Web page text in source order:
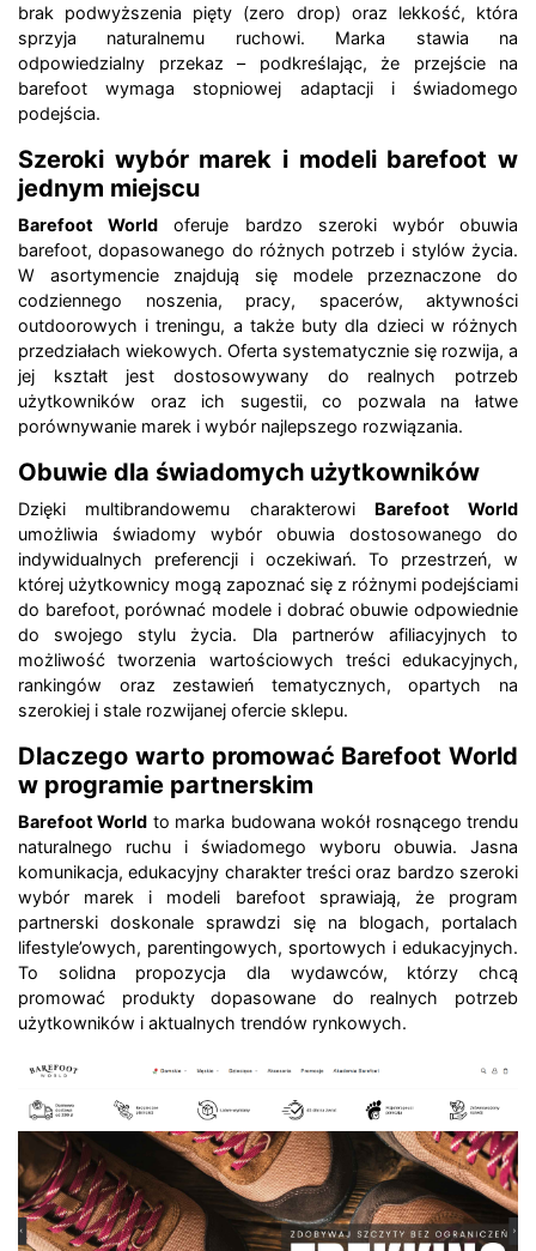
brak podwyższenia pięty (zero drop) oraz lekkość, która
sprzyja naturalnemu ruchowi. Marka stawia na
odpowiedzialny przekaz – podkreślając, że przejście na
barefoot wymaga stopniowej adaptacji i świadomego
podejścia.
Szeroki wybór marek i modeli barefoot w
jednym miejscu
Barefoot World oferuje bardzo szeroki wybór obuwia
barefoot, dopasowanego do różnych potrzeb i stylów życia.
W asortymencie znajdują się modele przeznaczone do
codziennego noszenia, pracy, spacerów, aktywności
outdoorowych i treningu, a także buty dla dzieci w różnych
przedziałach wiekowych. Oferta systematycznie się rozwija, a
jej kształt jest dostosowywany do realnych potrzeb
użytkowników oraz ich sugestii, co pozwala na łatwe
porównywanie marek i wybór najlepszego rozwiązania.
Obuwie dla świadomych użytkowników
Dzięki multibrandowemu charakterowi Barefoot World
umożliwia świadomy wybór obuwia dostosowanego do
indywidualnych preferencji i oczekiwań. To przestrzeń, w
której użytkownicy mogą zapoznać się z różnymi podejściami
do barefoot, porównać modele i dobrać obuwie odpowiednie
do swojego stylu życia. Dla partnerów afiliacyjnych to
możliwość tworzenia wartościowych treści edukacyjnych,
rankingów oraz zestawień tematycznych, opartych na
szerokiej i stale rozwijanej ofercie sklepu.
Dlaczego warto promować Barefoot World
w programie partnerskim
Barefoot World to marka budowana wokół rosnącego trendu
naturalnego ruchu i świadomego wyboru obuwia. Jasna
komunikacja, edukacyjny charakter treści oraz bardzo szeroki
wybór marek i modeli barefoot sprawiają, że program
partnerski doskonale sprawdzi się na blogach, portalach
lifestyle’owych, parentingowych, sportowych i edukacyjnych.
To solidna propozycja dla wydawców, którzy chcą
promować produkty dopasowane do realnych potrzeb
użytkowników i aktualnych trendów rynkowych.